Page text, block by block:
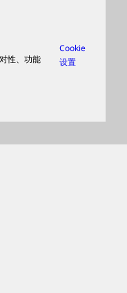
性、功能
Cookie
设置